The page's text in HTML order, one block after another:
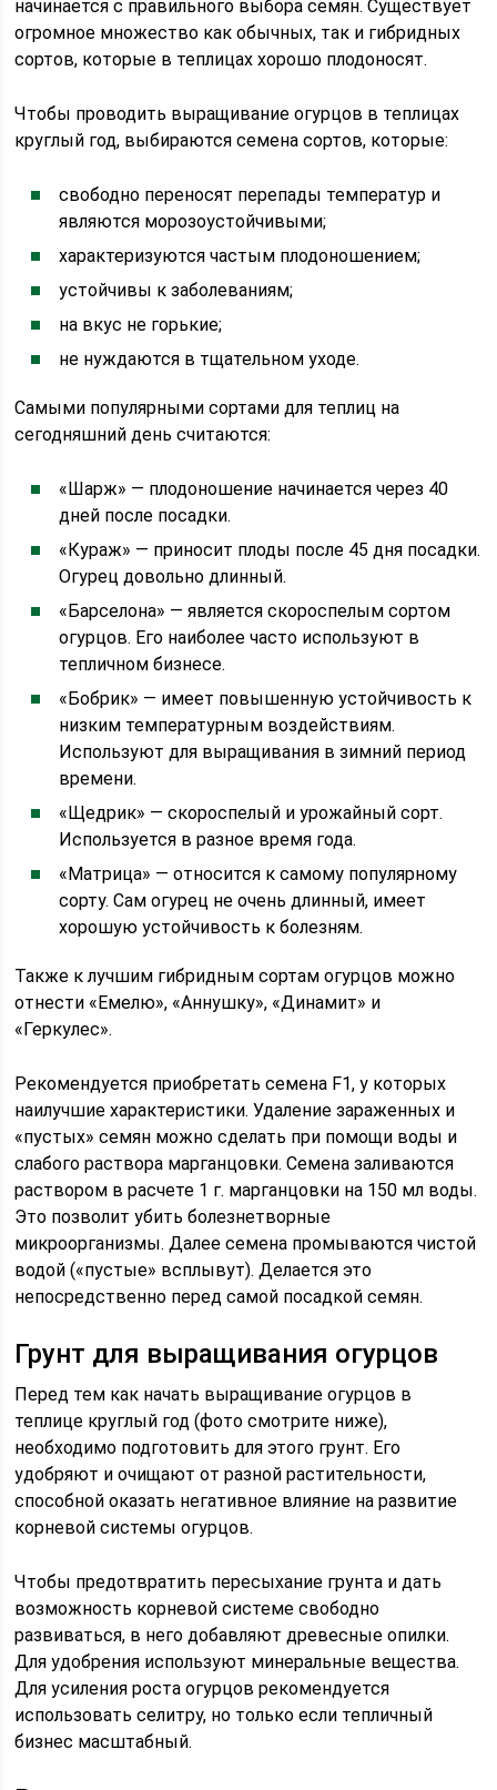
начинается с правильного выбора семян. Существует
огромное множество как обычных, так и гибридных
сортов, которые в теплицах хорошо плодоносят.
Чтобы проводить выращивание огурцов в теплицах
круглый год, выбираются семена сортов, которые:
свободно переносят перепады температур и
являются морозоустойчивыми;
характеризуются частым плодоношением;
устойчивы к заболеваниям;
на вкус не горькие;
не нуждаются в тщательном уходе.
Самыми популярными сортами для теплиц на
сегодняшний день считаются:
«Шарж» — плодоношение начинается через 40
дней после посадки.
«Кураж» — приносит плоды после 45 дня посадки.
Огурец довольно длинный.
«Барселона» — является скороспелым сортом
огурцов. Его наиболее часто используют в
тепличном бизнесе.
«Бобрик» — имеет повышенную устойчивость к
низким температурным воздействиям.
Используют для выращивания в зимний период
времени.
«Щедрик» — скороспелый и урожайный сорт.
Используется в разное время года.
«Матрица» — относится к самому популярному
сорту. Сам огурец не очень длинный, имеет
хорошую устойчивость к болезням.
Также к лучшим гибридным сортам огурцов можно
отнести «Емелю», «Аннушку», «Динамит» и
«Геркулес».
Рекомендуется приобретать семена F1, у которых
наилучшие характеристики. Удаление зараженных и
«пустых» семян можно сделать при помощи воды и
слабого раствора марганцовки. Семена заливаются
раствором в расчете 1 г. марганцовки на 150 мл воды.
Это позволит убить болезнетворные
микроорганизмы. Далее семена промываются чистой
водой («пустые» всплывут). Делается это
непосредственно перед самой посадкой семян.
Грунт для выращивания огурцов
Перед тем как начать выращивание огурцов в
теплице круглый год (фото смотрите ниже),
необходимо подготовить для этого грунт. Его
удобряют и очищают от разной растительности,
способной оказать негативное влияние на развитие
корневой системы огурцов.
Чтобы предотвратить пересыхание грунта и дать
возможность корневой системе свободно
развиваться, в него добавляют древесные опилки.
Для удобрения используют минеральные вещества.
Для усиления роста огурцов рекомендуется
использовать селитру, но только если тепличный
бизнес масштабный.